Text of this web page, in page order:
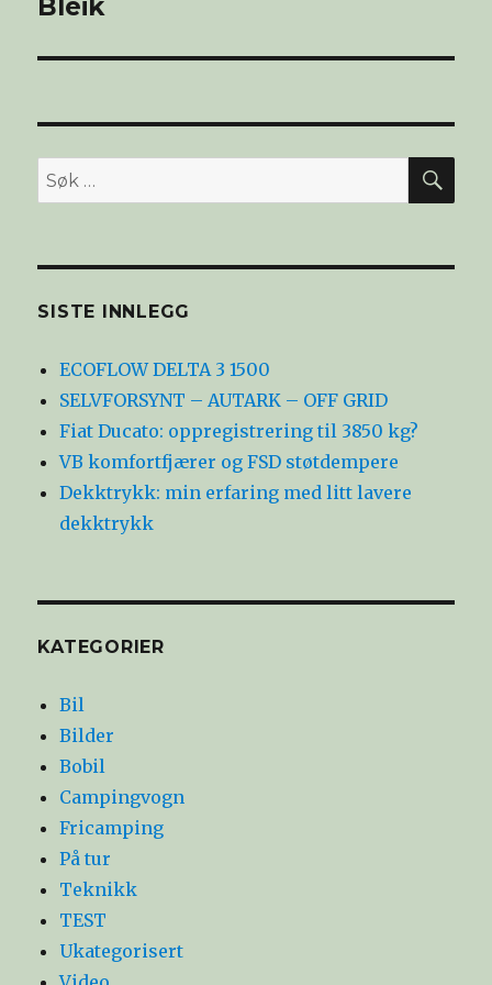
Bleik
Søk
etter:
SISTE INNLEGG
ECOFLOW DELTA 3 1500
SELVFORSYNT – AUTARK – OFF GRID
Fiat Ducato: oppregistrering til 3850 kg?
VB komfortfjærer og FSD støtdempere
Dekktrykk: min erfaring med litt lavere
dekktrykk
KATEGORIER
Bil
Bilder
Bobil
Campingvogn
Fricamping
På tur
Teknikk
TEST
Ukategorisert